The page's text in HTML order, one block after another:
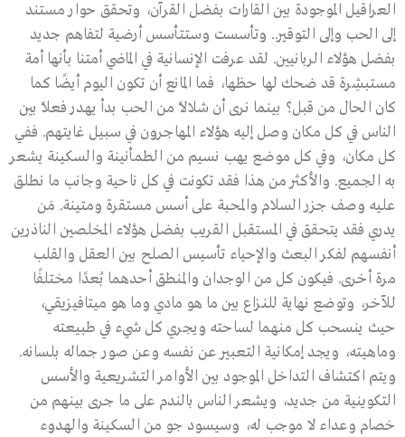
العراقيل الموجودة بين القارات بفضل القرآن، وتحقق حوار مستند
إلى الحب وإلى التوقير.. وتأسست وستتأسس أرضية لتفاهم جديد
بفضل هؤلاء الربانيين. لقد عرفت الإنسانية في الماضي أمتنا بأنها أمة
مستبشِرة قد ضحك لها حظها، فما المانع أن تكون اليوم أيضًا كما
كان الحال من قبل؟ بينما نرى أن شلالاً من الحب بدأ يهدر فعلاً بين
الناس في كل مكان وصل إليه هؤلاء المهاجرون في سبيل غايتهم. ففي
كل مكان، وفي كل موضع يهب نسيم من الطمأنينة والسكينة يشعر
به الجميع. والأكثر من هذا فقد تكونت في كل ناحية وجانب ما نطلق
عليه وصف جزر السلام والمحبة على أسس مستقرة ومتينة. مَن
يدري فقد يتحقق في المستقبل القريب بفضل هؤلاء المخلصين الناذرين
أنفسهم لفكر البعث والإحياء تأسيس الصلح بين العقل والقلب
مرة أخرى. فيكون كل من الوجدان والمنطق أحدهما بُعدًا مختلفًا
للآخر، وتوضع نهاية للنـزاع بين ما هو مادي وما هو ميتافيزيقي،
حيث ينسحب كل منهما لساحته ويجري كل شيء في طبيعته
وماهيته، ويجد إمكانية التعبير عن نفسه وعن صور جماله بلسانه.
ويتم اكتشاف التداخل الموجود بين الأوامر التشريعية والأسس
التكوينية من جديد، ويشعر الناس بالندم على ما جرى بينهم من
خصام وعداء لا موجب له، وسيسود جو من السكينة والهدوء